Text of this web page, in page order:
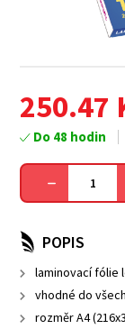
250.47
Do 48 hodin
POPIS
laminovací fólie
vhodné do
rozměr A4